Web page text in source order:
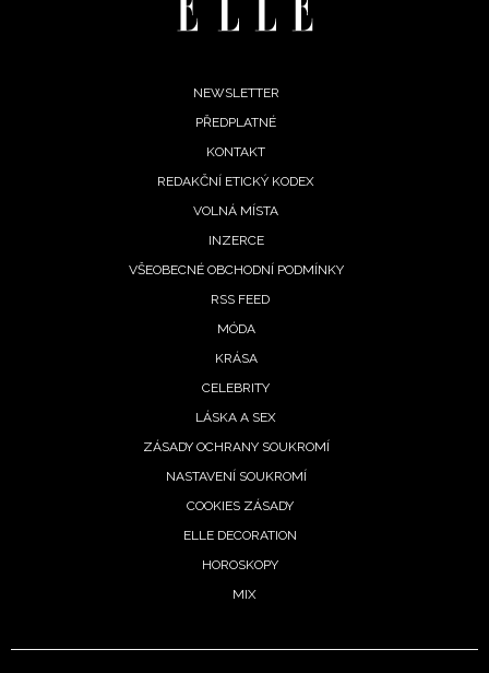
NEWSLETTER
PŘEDPLATNÉ
KONTAKT
REDAKČNÍ ETICKÝ KODEX
VOLNÁ MÍSTA
INZERCE
VŠEOBECNÉ OBCHODNÍ PODMÍNKY
RSS FEED
MÓDA
KRÁSA
CELEBRITY
LÁSKA A SEX
ZÁSADY OCHRANY SOUKROMÍ
NASTAVENÍ SOUKROMÍ
COOKIES ZÁSADY
ELLE DECORATION
HOROSKOPY
MIX